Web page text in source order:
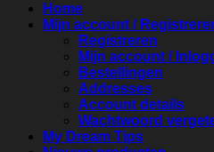
Home
Mijn account /
Registreren
Mijn account /
Bestellingen
Addresses
Account details
Wachtwoord
My Dream Tips